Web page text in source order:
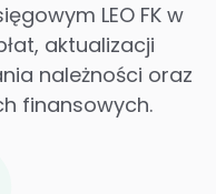
LEO FK w
aktualizacji
należności oraz
finansowych.